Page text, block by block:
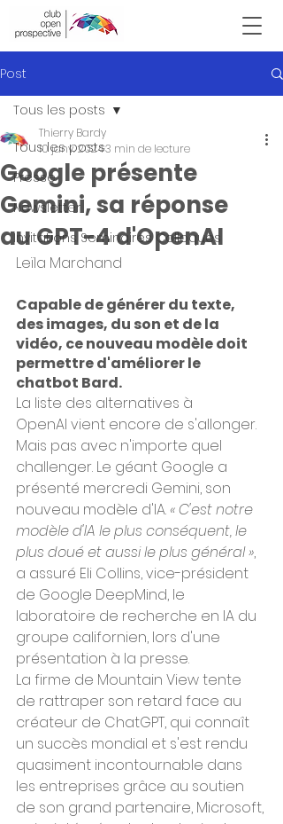
Victor Hugo
Post
Tous les posts
Presse
Newsletter
Invitations Seminaires Colloques
Tous les posts
Google présente
Gemini, sa réponse
au GPT-4 d'OpenAI
Thierry Bardy
10 janv. 20243 min de lecture
Leïla Marchand
Capable de générer du texte,
des images, du son et de la
vidéo, ce nouveau modèle doit
permettre d'améliorer le
chatbot Bard.
La liste des alternatives à
OpenAI vient encore de s'allonger.
Mais pas avec n'importe quel
challenger. Le géant Google a
présenté mercredi Gemini, son
nouveau modèle d'IA. « C'est notre
modèle d'IA le plus conséquent, le
plus doué et aussi le plus général »,
a assuré Eli Collins, vice-président
de Google DeepMind, le
laboratoire de recherche en IA du
groupe californien, lors d'une
présentation à la presse.
La firme de Mountain View tente
de rattraper son retard face au
créateur de ChatGPT, qui connaît
un succès mondial et s'est rendu
quasiment incontournable dans
les entreprises grâce au soutien
de son grand partenaire, Microsoft,